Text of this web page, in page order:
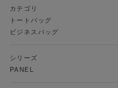
カテゴリ
トートバッグ
ビジネスバッグ
シリーズ
PANEL